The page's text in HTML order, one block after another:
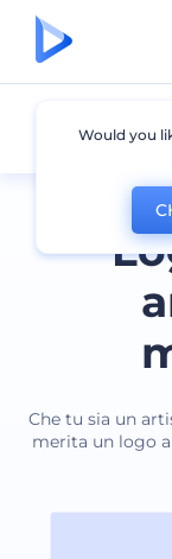
Che tu sia un
merita un logo
Arte e
Would you